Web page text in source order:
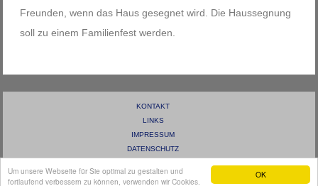
OK
Um unsere Webseite für Sie optimal zu gestalten und
fortlaufend verbessern zu können, verwenden wir Cookies.
Freunden, wenn das Haus gesegnet wird. Die Haussegnung
soll zu einem Familienfest werden.
KONTAKT
LINKS
IMPRESSUM
DATENSCHUTZ